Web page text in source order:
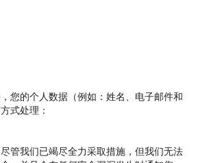
您的个人数据（例如：姓名、电子邮件和
式处理：
管我们已竭尽全力采取措施，但我们无法